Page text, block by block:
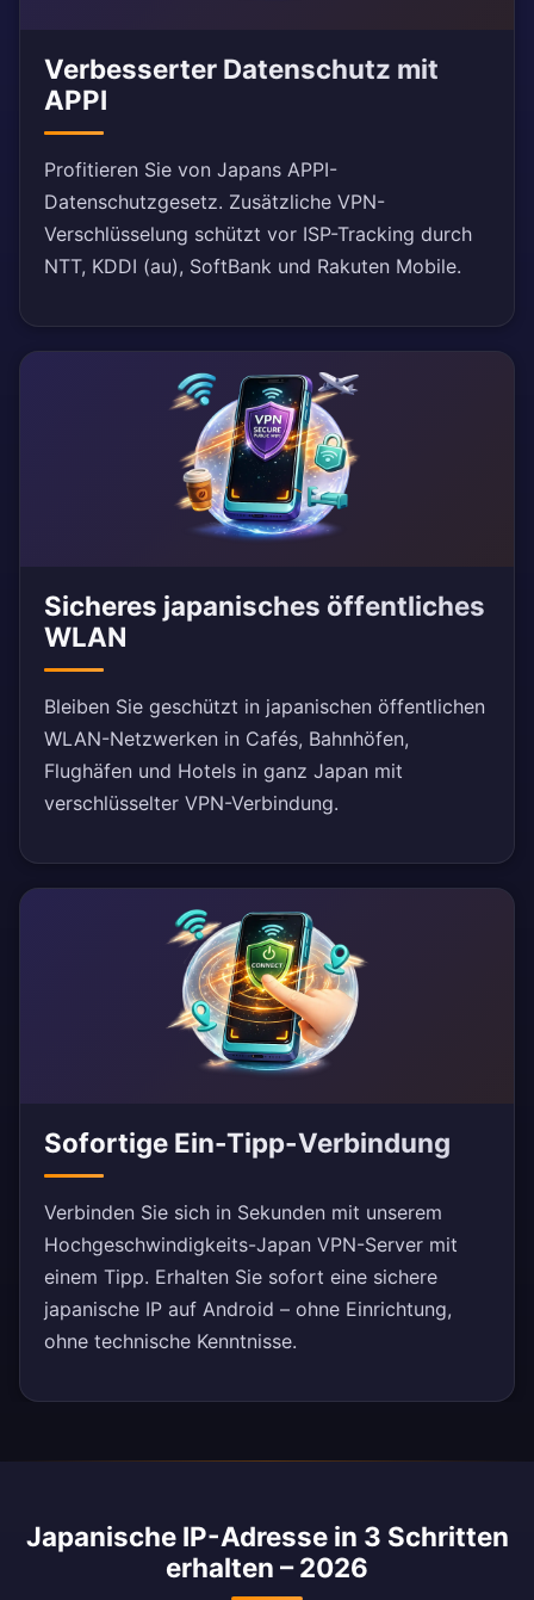
Verbesserter Datenschutz mit
APPI
Profitieren Sie von Japans APPI-
Datenschutzgesetz. Zusätzliche VPN-
Verschlüsselung schützt vor ISP-Tracking durch
NTT, KDDI (au), SoftBank und Rakuten Mobile.
Sicheres japanisches öffentliches
WLAN
Bleiben Sie geschützt in japanischen öffentlichen
WLAN-Netzwerken in Cafés, Bahnhöfen,
Flughäfen und Hotels in ganz Japan mit
verschlüsselter VPN-Verbindung.
Sofortige Ein-Tipp-Verbindung
Verbinden Sie sich in Sekunden mit unserem
Hochgeschwindigkeits-Japan VPN-Server mit
einem Tipp. Erhalten Sie sofort eine sichere
japanische IP auf Android – ohne Einrichtung,
ohne technische Kenntnisse.
Japanische IP-Adresse in 3 Schritten
erhalten – 2026